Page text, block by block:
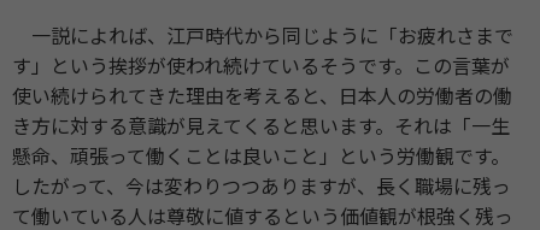
一説によれば、江戸時代から同じように「お疲れさまで
す」という挨拶が使われ続けているそうです。この言葉が
使い続けられてきた理由を考えると、日本人の労働者の働
き方に対する意識が見えてくると思います。それは「一生
懸命、頑張って働くことは良いこと」という労働観です。
したがって、今は変わりつつありますが、長く職場に残っ
て働いている人は尊敬に値するという価値観が根強く残っ